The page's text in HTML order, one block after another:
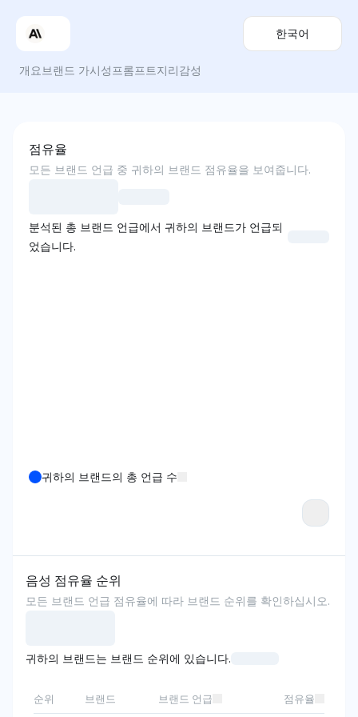
한국어
개요 브랜드 가시성 프롬프트지리감성
점유율
모든 브랜드 언급 중 귀하의 브랜드 점유율을 보여줍니다.
분석된 총 브랜드 언급에서 귀하의 브랜드가 언급되
었습니다.
귀하의 브랜드의 총 언급 수
음성 점유율 순위
모든 브랜드 언급 점유율에 따라 브랜드 순위를 확인하십시오.
귀하의 브랜드는 브랜드 순위에 있습니다.
순위 브랜드 브랜드 언급 점유율